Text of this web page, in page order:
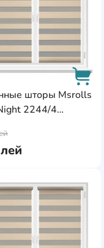
шторы Msrolls
2244/4
лей